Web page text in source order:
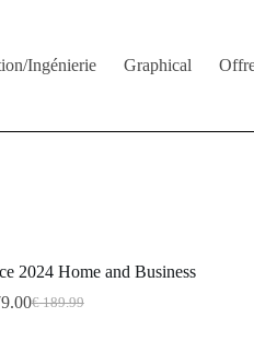
Ingénierie Graphical
2024 Home and Business
€189.99
Original
Current